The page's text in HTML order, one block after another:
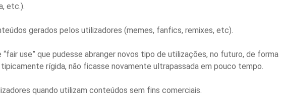
etc.).
gerados pelos utilizadores (memes, fanfics, remixes, etc).
use” que pudesse abranger novos tipo de utilizações, no futuro, de forma
rígida, não ficasse novamente ultrapassada em pouco tempo.
quando utilizam conteúdos sem fins comerciais.